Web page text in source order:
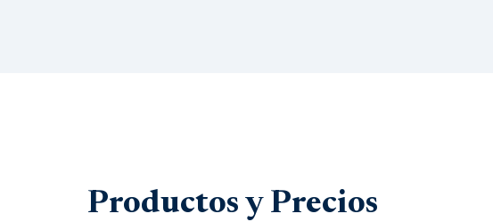
Productos y Precios